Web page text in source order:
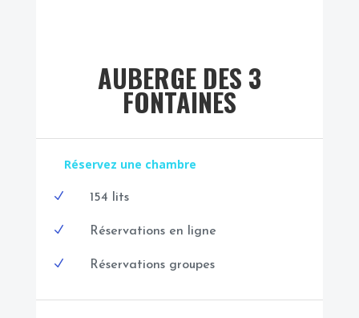
AUBERGE DES 3
FONTAINES
Réservez une chambre
N 154 lits
N Réservations en ligne
N Réservations groupes